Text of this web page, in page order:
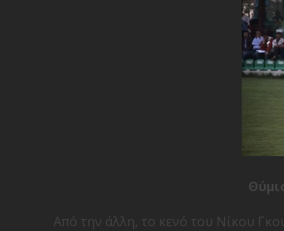
Από την άλλη, το κενό του Νίκου